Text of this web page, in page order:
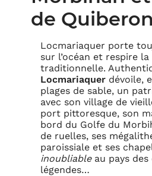
de
Locmariaquer porte
sur l’océan et respire
traditionnelle.
Locmariaquer dévoile,
plages de sable, un
avec son village de
port pittoresque, son
bord du Golfe du
de ruelles, ses
paroissiale et ses
inoubliableau pays des
légendes…